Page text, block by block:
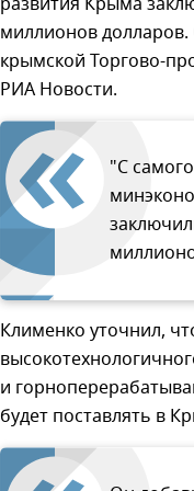
миллионов
крымской Торгово-
РИА Новости.
"С
Клименко уточнил,
и
будет поставлять в